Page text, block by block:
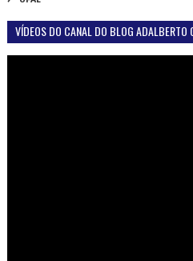
VÍDEOS DO CANAL DO BLOG ADALBERTO